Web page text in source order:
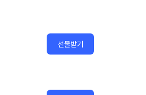
선물받기